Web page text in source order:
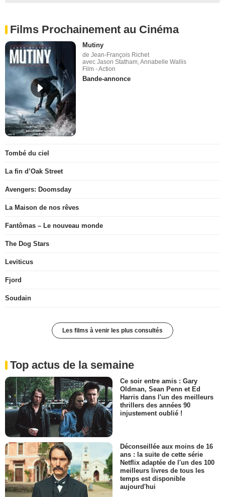
Films Prochainement au Cinéma
Mutiny
de Jean-François Richet
avec Jason Statham, Annabelle Wallis
Film - Action
Bande-annonce
Tombé du ciel
La fin d’Oak Street
Avengers: Doomsday
La Maison de nos rêves
Fantômas – Le nouveau monde
The Dog Stars
Leviticus
Fjord
Soudain
Les films à venir les plus consultés
Top actus de la semaine
Ce soir entre amis : Gary
Oldman, Sean Penn et Ed
Harris dans l'un des meilleurs
thrillers des années 90
injustement oublié !
Déconseillée aux moins de 16
ans : la suite de cette série
Netflix adaptée de l'un des 100
meilleurs livres de tous les
temps est disponible
aujourd'hui